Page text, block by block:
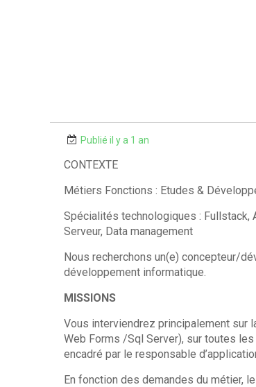
Publié il y a 1 an
CONTEXTE
Métiers Fonctions : Etudes &
Spécialités technologiques : Fullstack,
Serveur, Data management
Nous recherchons un(e) concepteur/
développement informatique.
MISSIONS
Vous interviendrez principalement sur
Web Forms /Sql Server), sur toutes
encadré par le responsable
En fonction des demandes du métier,